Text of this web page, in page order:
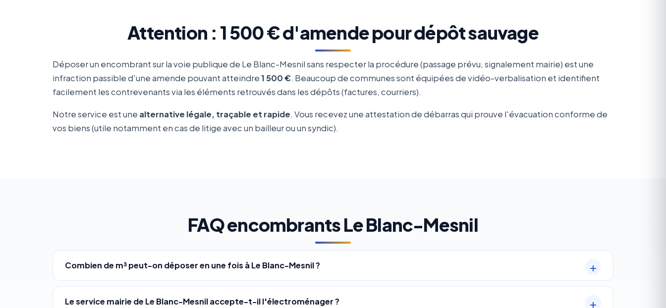
Attention : 1 500 € d'amende pour dépôt sauvage
Déposer un encombrant sur la voie publique de Le Blanc-Mesnil sans respecter la procédure (passage prévu, signalement mairie) est une
infraction passible d'une amende pouvant atteindre1 500 €. Beaucoup de communes sont équipées de vidéo-verbalisation et identifient
facilement les contrevenants via les éléments retrouvés dans les dépôts (factures, courriers).
Notre service est une alternative légale, traçable et rapide. Vous recevez une attestation de débarras qui prouve l'évacuation conforme de
vos biens (utile notamment en cas de litige avec un bailleur ou un syndic).
FAQ encombrants Le Blanc-Mesnil
Combien de m³ peut-on déposer en une fois à Le Blanc-Mesnil ?
Le service mairie de Le Blanc-Mesnil accepte-t-il l'électroménager ?